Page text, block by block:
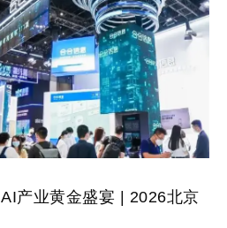
产业黄金盛宴 | 2026北京